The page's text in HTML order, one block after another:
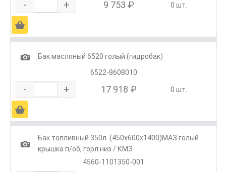
- + 9 753 ₽ 0 шт.
Ä
1
Бак масляный 6520 голый (гидробак)
6522-8608010
- + 17 918 ₽ 0 шт.
Ä
1
Бак топливный 350л. (450х600х1400)МАЗ голый
крышка п/об, горл низ / КМЗ
4560-1101350-001